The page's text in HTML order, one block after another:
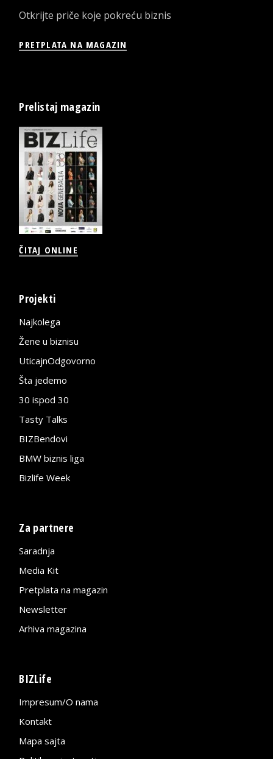
Otkrijte priče koje pokreću biznis
PRETPLATA NA MAGAZIN
Prelistaj magazin
ČITAJ ONLINE
Projekti
Najkolega
Žene u biznisu
UticajnOdgovorno
Šta jedemo
30 ispod 30
Tasty Talks
BIZBendovi
BMW biznis liga
Bizlife Week
Za partnere
Saradnja
Media Kit
Pretplata na magazin
Newsletter
Arhiva magazina
BIZLife
Impresum/O nama
Kontakt
Mapa sajta